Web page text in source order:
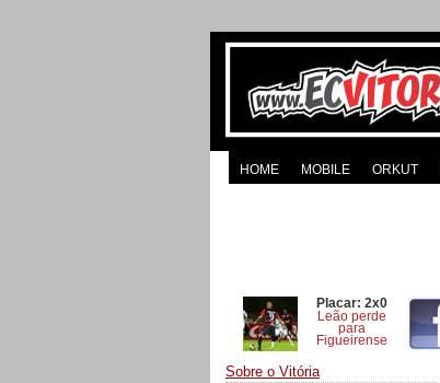
HOME MOBILE ORKUT
Placar: 2x0
Leão perde
para
Figueirense
Sobre o Vitória